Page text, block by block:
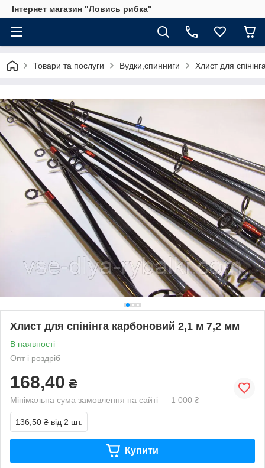
Інтернет магазин "Ловись рибка"
Товари та послуги Вудки,спинниги Хлист для
Хлист для спінінга карбоновий 2,1 м 7,2 мм
В наявності
Опт і роздріб
168,40 ₴
Мінімальна сума замовлення на сайті — 1 000 ₴
136,50 ₴ від 2 шт.
Купити